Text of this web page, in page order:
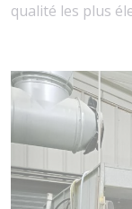
qualité les plus